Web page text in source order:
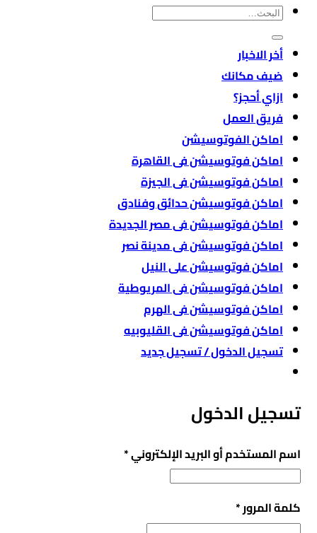
البحث
عن:
أخر الاخبار
ضيف مكانك
ازاي أحجز؟
فريق العمل
اماكن الفوتوسيشن
اماكن فوتوسيشن فى القاهرة
اماكن فوتوسيشن فى الجيزة
اماكن فوتوسيشن حدائق وفنادق
اماكن فوتوسيشن فى مصر الجديدة
اماكن فوتوسيشن فى مدينة نصر
اماكن فوتوسيشن على النيل
اماكن فوتوسيشن فى المريوطية
اماكن فوتوسيشن فى الهرم
اماكن فوتوسيشن فى القليوبيه
تسجيل الدخول / تسجيل جديد
تسجيل الدخول
اسم المستخدم أو البريد الإلكتروني*مطلوبة
كلمة المرور*مطلوبة